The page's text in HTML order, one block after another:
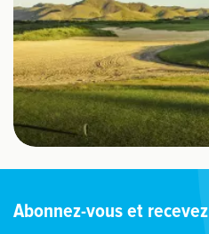
Abonnez-vous et recevez